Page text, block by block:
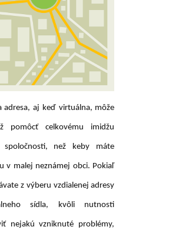
adresa, aj keď virtuálna, môže
pomôcť celkovému imidžu
spoločnosti, než keby máte
v malej neznámej obci. Pokiaľ
z výberu vzdialenej adresy
sídla, kvôli nutnosti
nejakú vzniknuté problémy,